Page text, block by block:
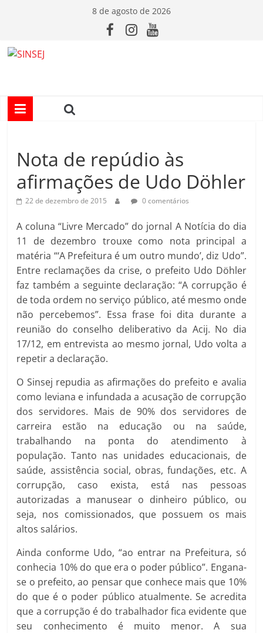
conteúdo
8 de agosto de 2026
I
S
E
Nota de repúdio às
afirmações de Udo Döhler
22 de dezembro de 2015 0 comentários
A coluna “Livre Mercado” do jornal A Notícia do dia
11 de dezembro trouxe como nota principal a
matéria “‘A Prefeitura é um outro mundo’, diz Udo”.
Entre reclamações da crise, o prefeito Udo Döhler
faz também a seguinte declaração: “A corrupção é
de toda ordem no serviço público, até mesmo onde
não percebemos”. Essa frase foi dita durante a
reunião do conselho deliberativo da Acij. No dia
17/12, em entrevista ao mesmo jornal, Udo volta a
repetir a declaração.
O Sinsej repudia as afirmações do prefeito e avalia
como leviana e infundada a acusação de corrupção
dos servidores. Mais de 90% dos servidores de
carreira estão na educação ou na saúde,
trabalhando na ponta do atendimento à
população. Tanto nas unidades educacionais, de
saúde, assistência social, obras, fundações, etc. A
corrupção, caso exista, está nas pessoas
autorizadas a manusear o dinheiro público, ou
seja, nos comissionados, que possuem os mais
altos salários.
Ainda conforme Udo, “ao entrar na Prefeitura, só
conhecia 10% do que era o poder público”. Engana-
se o prefeito, ao pensar que conhece mais que 10%
do que é o poder público atualmente. Se acredita
que a corrupção é do trabalhador fica evidente que
seu conhecimento é muito menor. A sua